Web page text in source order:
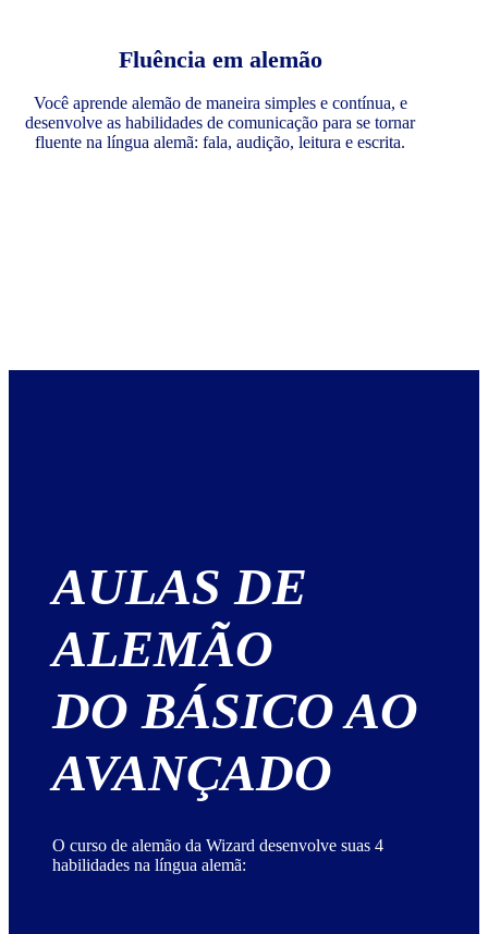
Fluência em alemão
Você aprende alemão de maneira simples e contínua, e
desenvolve as habilidades de comunicação para se tornar
fluente na língua alemã: fala, audição, leitura e escrita.
AULAS DE
ALEMÃO
DO BÁSICO AO
AVANÇADO
O curso de alemão da Wizard desenvolve suas 4
habilidades na língua alemã: